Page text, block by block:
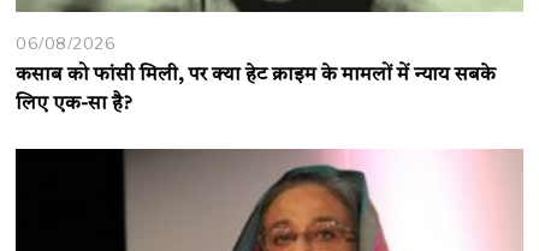
06/08/2026
कसाब को फांसी मिली, पर क्या हेट क्राइम के मामलों में न्याय सबके
लिए एक-सा है?